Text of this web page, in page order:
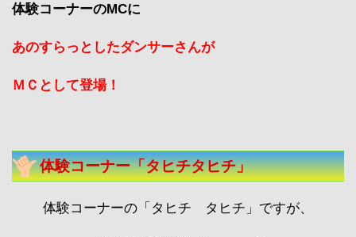
体験コーナーのMCに
あのすらっとしたダンサーさんが
ＭＣとして登場！
体験コーナー「タヒチタヒチ」
体験コーナーの「タヒチ タヒチ」ですが、